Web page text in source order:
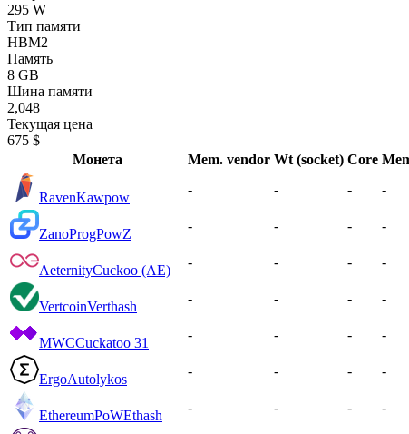
295 W
Тип памяти
HBM2
Память
8 GB
Шина памяти
2,048
Текущая цена
675 $
Монета
Mem. vendor Wt (socket) Core
RavenKawpow
- - - -
ZanoProgPowZ
- - - -
AeternityCuckoo (AE)
- - - -
VertcoinVerthash
- - - -
MWCCuckatoo 31
- - - -
ErgoAutolykos
- - - -
EthereumPoWEthash
- - - -